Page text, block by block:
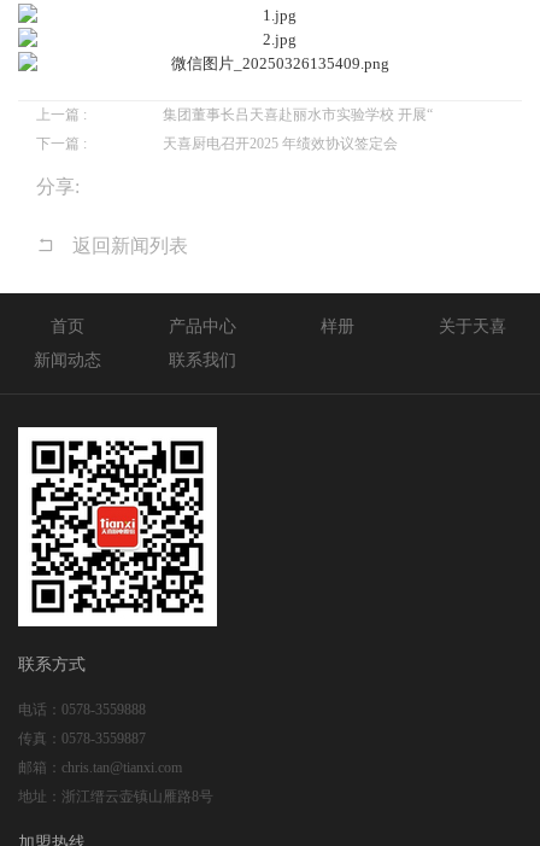
上一篇 :
集团董事长吕天喜赴丽水市实验学校 开展“
下一篇 :
天喜厨电召开2025 年绩效协议签定会
分享:
返回新闻列表
首页 产品中心 样册
关于天喜
新闻动态
联系我们
联系方式
电话： 0578-3559888
传真： 0578-3559887
邮箱： chris.tan@tianxi.com
地址： 浙江缙云壶镇山雁路8号